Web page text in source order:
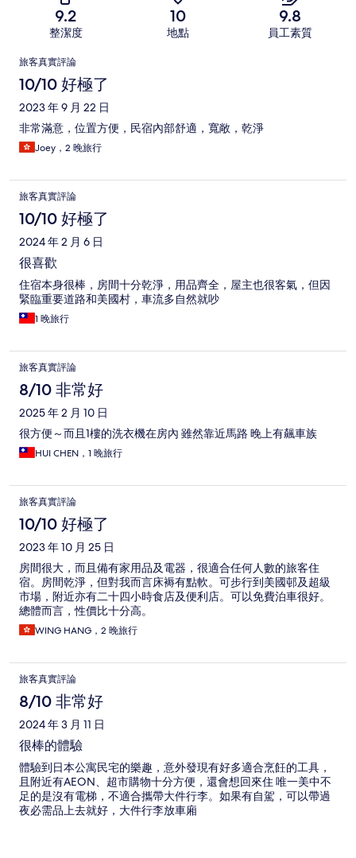
9.2
整潔度
10
地點
9.8
員工素質
評
論
旅客真實評論
10/10 好極了
2023 年 9 月 22 日
非常滿意，位置方便，民宿內部舒適，寬敞，乾淨
Joey，2 晚旅行
旅客真實評論
10/10 好極了
2024 年 2 月 6 日
很喜歡
住宿本身很棒，房間十分乾淨，用品齊全，屋主也很客氣，但因
緊臨重要道路和美國村，車流多自然就吵
1 晚旅行
旅客真實評論
8/10 非常好
2025 年 2 月 10 日
很方便～而且1樓的洗衣機在房內 雖然靠近馬路 晚上有飆車族
HUI CHEN，1 晚旅行
旅客真實評論
10/10 好極了
2023 年 10 月 25 日
房間很大，而且備有家用品及電器，很適合任何人數的旅客住
宿。房間乾淨，但對我而言床褥有點軟。可步行到美國邨及超級
市場，附近亦有二十四小時食店及便利店。可以免費泊車很好。
總體而言，性價比十分高。
WING HANG，2 晚旅行
旅客真實評論
8/10 非常好
2024 年 3 月 11 日
很棒的體驗
體驗到日本公寓民宅的樂趣，意外發現有好多適合烹飪的工具，
且附近有AEON、超市購物十分方便，還會想回來住 唯一美中不
足的是沒有電梯，不適合攜帶大件行李。如果有自駕，可以帶過
夜必需品上去就好，大件行李放車廂